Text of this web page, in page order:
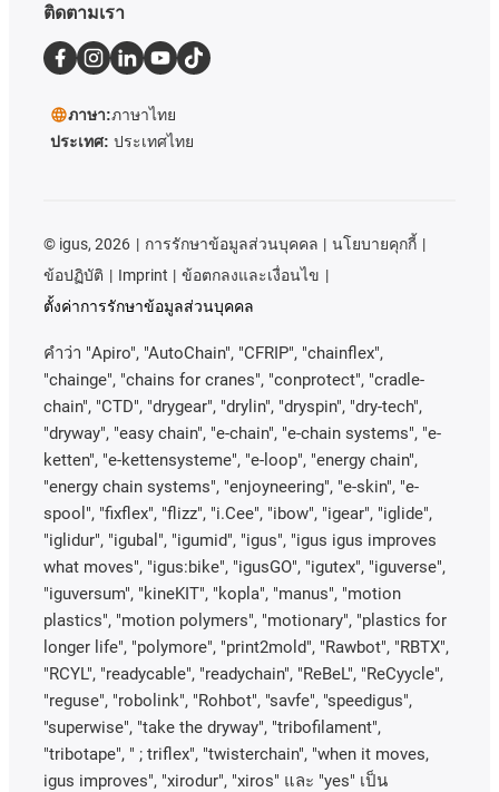
ติดตามเรา
ภาษา:ภาษาไทย
ประเทศ: ประเทศไทย
© igus, 2026 การรักษาข้อมูลส่วนบุคคล
นโยบายคุกกี้
ข้อปฏิบัติ
Imprint
ข้อตกลงและเงื่อนไข
ตั้งค่าการรักษาข้อมูลส่วนบุคคล
คําว่า "Apiro", "AutoChain", "CFRIP", "chainflex",
"chainge", "chains for cranes", "conprotect", "cradle-
chain", "CTD", "drygear", "drylin", "dryspin", "dry-tech",
"dryway", "easy chain", "e-chain", "e-chain systems", "e-
ketten", "e-kettensysteme", "e-loop", "energy chain",
"energy chain systems", "enjoyneering", "e-skin", "e-
spool", "fixflex", "flizz", "i.Cee", "ibow", "igear", "iglide",
"iglidur", "igubal", "igumid", "igus", "igus igus improves
what moves", "igus:bike", "igusGO", "igutex", "iguverse",
"iguversum", "kineKIT", "kopla", "manus", "motion
plastics", "motion polymers", "motionary", "plastics for
longer life", "polymore", "print2mold", "Rawbot", "RBTX",
"RCYL", "readycable", "readychain", "ReBeL", "ReCyycle",
"reguse", "robolink", "Rohbot", "savfe", "speedigus",
"superwise", "take the dryway", "tribofilament",
"tribotape", " ; triflex", "twisterchain", "when it moves,
igus improves", "xirodur", "xiros" และ "yes" เป็น